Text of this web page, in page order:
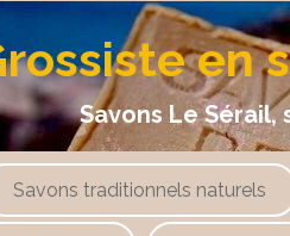
en
Le Sérail,
Savons traditionnels naturels